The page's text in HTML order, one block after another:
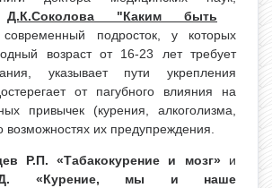
Д.К.Соколова "Каким быть
подросток, у которых
возраст от 16-23 лет требует
указывает пути укрепления
от пагубного влияния на
привычек (курения, алкоголизма,
возможностях их предупреждения.
Р.П. «Табакокурение и мозг»и
«Курение, мы и наше